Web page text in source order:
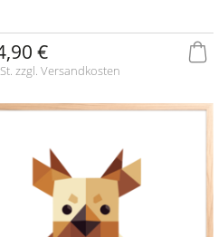
€
zzgl. Versandkosten